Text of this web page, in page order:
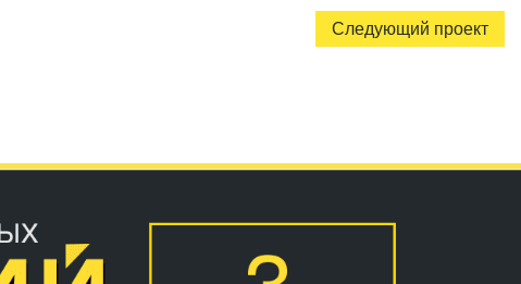
Следующий проект